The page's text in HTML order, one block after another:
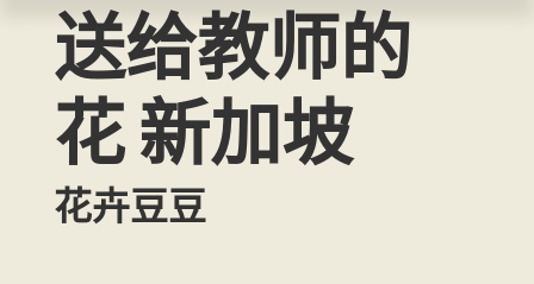
送给教师的
花 新加坡
花卉豆豆